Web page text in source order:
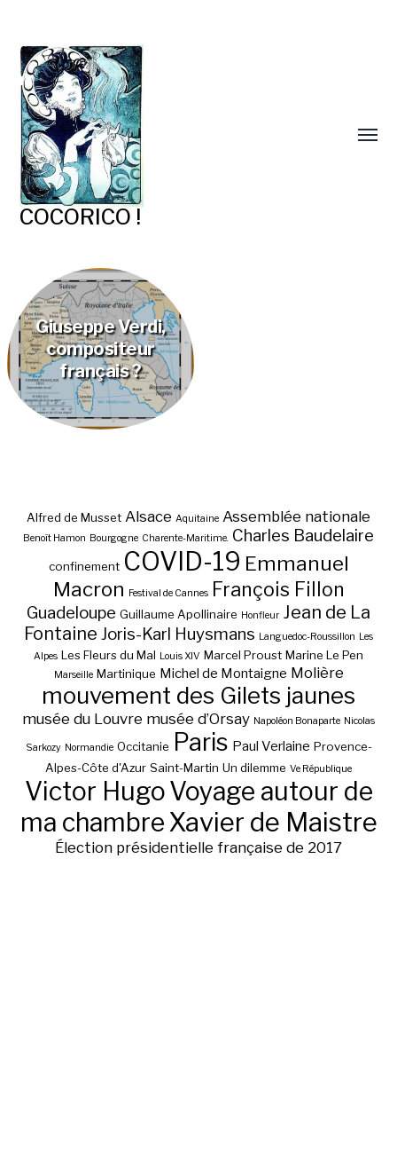
COCORICO !
Giuseppe Verdi,
compositeur
français ?
Alfred de Musset Alsace Aquitaine Assemblée nationale
Benoît Hamon Bourgogne Charente-Maritime. Charles Baudelaire
confinement COVID-19 Emmanuel
Macron
Festival de Cannes François Fillon
Guadeloupe Guillaume Apollinaire Honfleur Jean de La
Fontaine Joris-Karl Huysmans Languedoc-Roussillon Les
Alpes Les Fleurs du Mal Louis XIV Marcel Proust Marine Le Pen
Marseille Martinique Michel de Montaigne Molière
mouvement des Gilets jaunes
musée du Louvre musée d’Orsay Napoléon Bonaparte Nicolas
Sarkozy Normandie Occitanie Paris Paul Verlaine Provence-
Alpes-Côte d'Azur Saint-Martin Un dilemme Ve République
Victor HugoVoyage autour de
ma chambreXavier de Maistre
Élection présidentielle française de 2017